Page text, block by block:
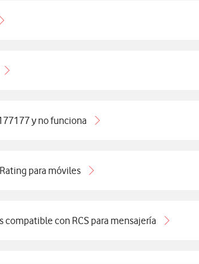
y no funciona
para móviles
compatible con RCS para mensajería